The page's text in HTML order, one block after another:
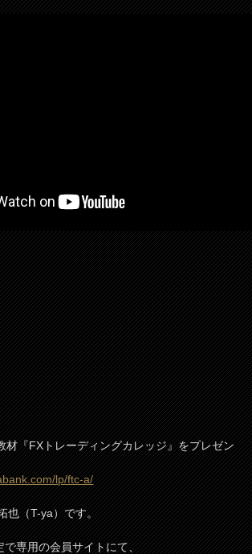
材『FXトレーディングカレッジ』をプレゼン
lp/ftc-a/
也（T-ya）です。
で専用の会員サイトにて、